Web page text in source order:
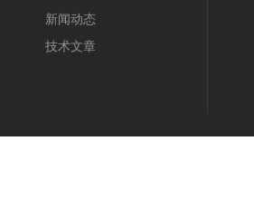
新闻动态
技术文章